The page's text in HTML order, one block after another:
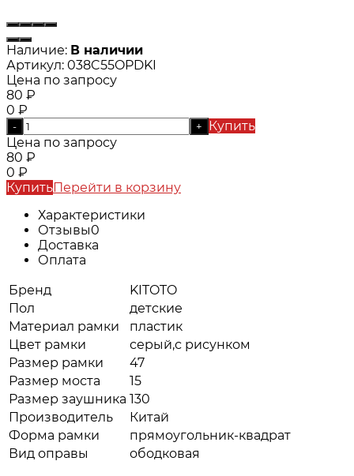
Наличие: В наличии
Артикул: 038C55OPDKI
Цена по запросу
80 ₽
0 ₽
- +
Купить
Цена по запросу
80 ₽
0 ₽
КупитьПерейти в корзину
Характеристики
Отзывы0
Доставка
Оплата
Бренд
KITOTO
Пол
детские
Материал рамки
пластик
Цвет рамки
серый,с рисунком
Размер рамки
47
Размер моста
15
Размер заушника 130
Производитель
Китай
Форма рамки
прямоугольник-квадрат
Вид оправы
ободковая